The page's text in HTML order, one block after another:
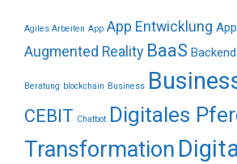
Agiles Arbeiten App App Entwicklung
Augmented Reality BaaS Backend
Beratung blockchain Business
CEBIT Chatbot Digitales
Transformation